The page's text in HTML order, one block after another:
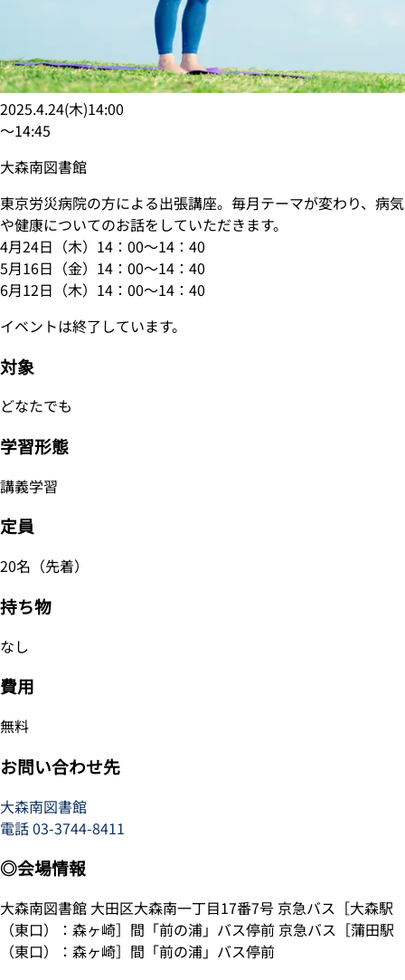
2025.4.24(木)14:00
〜14:45
大森南図書館
東京労災病院の方による出張講座。毎月テーマが変わり、病気
や健康についてのお話をしていただきます。
4月24日（木）14：00～14：40
5月16日（金）14：00～14：40
6月12日（木）14：00～14：40
イベントは終了しています。
対象
どなたでも
学習形態
講義学習
定員
20名（先着）
持ち物
なし
費用
無料
お問い合わせ先
大森南図書館
電話03-3744-8411
◎会場情報
大森南図書館 大田区大森南一丁目17番7号 京急バス［大森駅
（東口）：森ヶ崎］間「前の浦」バス停前 京急バス［蒲田駅
（東口）：森ヶ崎］間「前の浦」バス停前